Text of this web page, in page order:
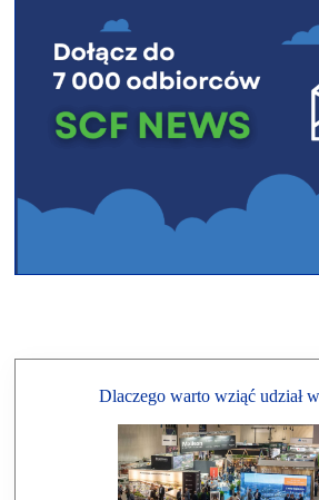
Dlaczego warto wziąć udział